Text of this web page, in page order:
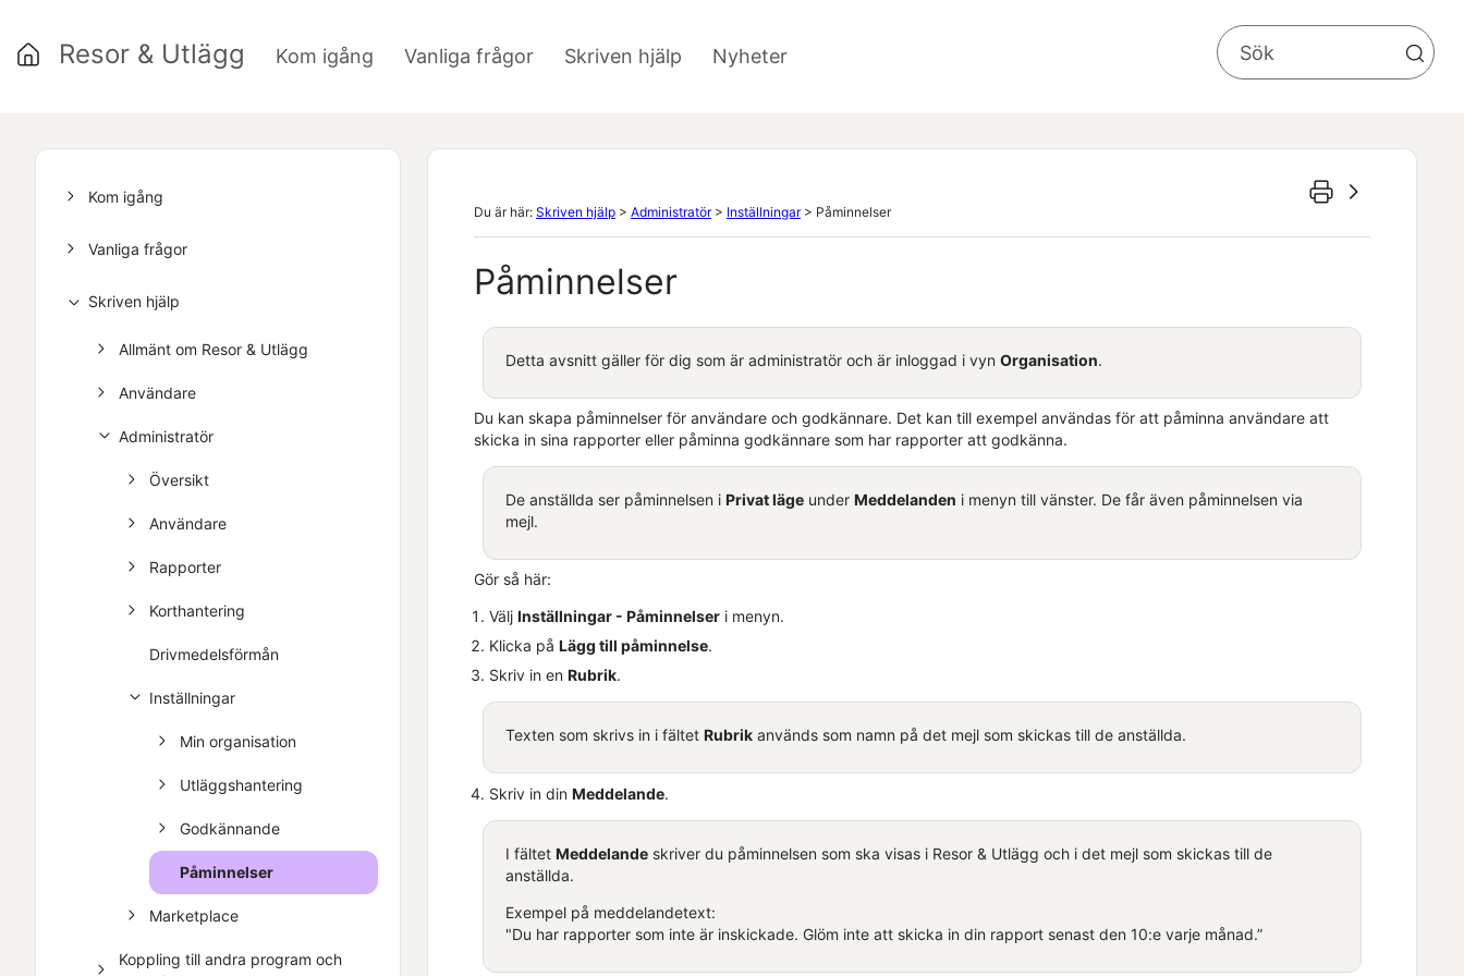
Kom igång Vanliga frågor Skriven hjälp Nyheter
Resor & Utlägg
Kom igång
Vanliga frågor
Skriven hjälp
Allmänt om Resor & Utlägg
Användare
Administratör
Översikt
Användare
Rapporter
Korthantering
Drivmedelsförmån
Inställningar
Min organisation
Utläggshantering
Godkännande
Påminnelser
Marketplace
Koppling till andra program och
Du är här: Skriven hjälp > Administratör> Inställningar> Påminnelser
Påminnelser
Detta avsnitt gäller för dig som är administratör och är inloggad i vynOrganisation.
Du kan skapa påminnelser för användare och godkännare. Det kan till exempel användas för att påminna användare att
skicka in sina rapporter eller påminna godkännare som har rapporter att godkänna.
De anställda ser påminnelsen iPrivat läge underMeddelanden i menyn till vänster. De får även påminnelsen via
mejl.
Gör så här:
Välj Inställningar - Påminnelser i menyn.
Klicka på Lägg till påminnelse.
Skriv in en Rubrik.
Texten som skrivs in i fältetRubrik används som namn på det mejl som skickas till de anställda.
Skriv in din Meddelande.
I fältetMeddelande skriver du påminnelsen som ska visas i Resor & Utlägg och i det mejl som skickas till de
anställda.
Exempel på meddelandetext:
"Du har rapporter som inte är inskickade. Glöm inte att skicka in din rapport senast den 10:e varje månad.”